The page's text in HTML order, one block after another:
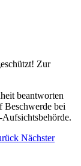
Zur
beantworten
Beschwerde bei
Nächster